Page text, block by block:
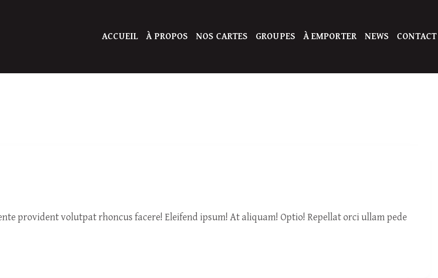
ACCUEIL À PROPOS NOS CARTES GROUPES À EMPORTER NEWS CONTACT
provident volutpat rhoncus facere! Eleifend ipsum! At aliquam! Optio! Repellat orci ullam pede